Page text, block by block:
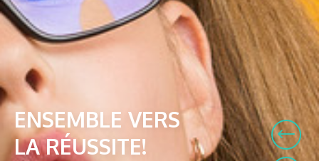
ENSEMBLE VERS
LA RÉUSSITE!